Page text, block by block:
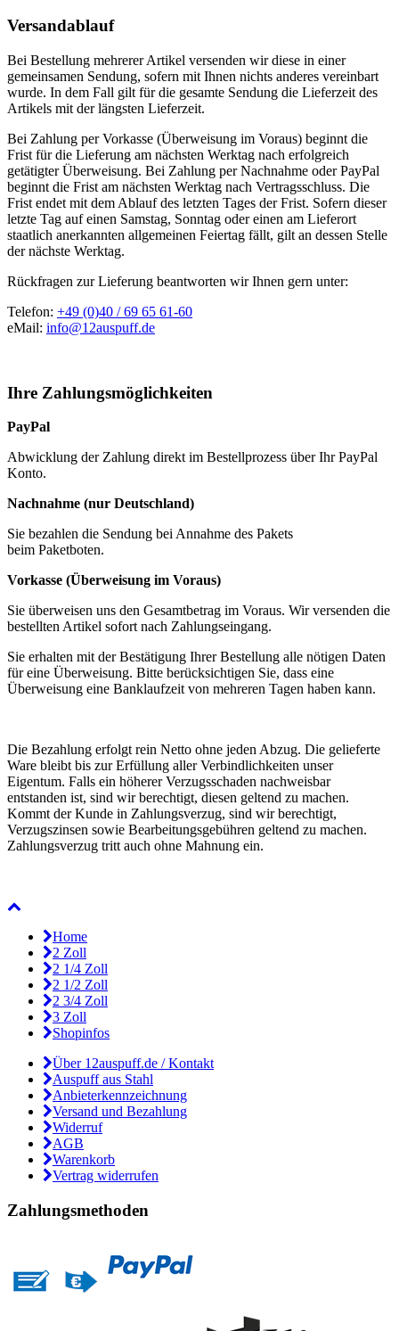
Versandablauf
Bei Bestellung mehrerer Artikel versenden wir diese in einer
gemeinsamen Sendung, sofern mit Ihnen nichts anderes vereinbart
wurde. In dem Fall gilt für die gesamte Sendung die Lieferzeit des
Artikels mit der längsten Lieferzeit.
Bei Zahlung per Vorkasse (Überweisung im Voraus) beginnt die
Frist für die Lieferung am nächsten Werktag nach erfolgreich
getätigter Überweisung. Bei Zahlung per Nachnahme oder PayPal
beginnt die Frist am nächsten Werktag nach Vertragsschluss. Die
Frist endet mit dem Ablauf des letzten Tages der Frist. Sofern dieser
letzte Tag auf einen Samstag, Sonntag oder einen am Lieferort
staatlich anerkannten allgemeinen Feiertag fällt, gilt an dessen Stelle
der nächste Werktag.
Rückfragen zur Lieferung beantworten wir Ihnen gern unter:
Telefon: +49 (0)40 / 69 65 61-60
eMail: info@12auspuff.de
Ihre Zahlungsmöglichkeiten
PayPal
Abwicklung der Zahlung direkt im Bestellprozess über Ihr PayPal
Konto.
Nachnahme (nur Deutschland)
Sie bezahlen die Sendung bei Annahme des Pakets
beim Paketboten.
Vorkasse (Überweisung im Voraus)
Sie überweisen uns den Gesamtbetrag im Voraus. Wir versenden die
bestellten Artikel sofort nach Zahlungseingang.
Sie erhalten mit der Bestätigung Ihrer Bestellung alle nötigen Daten
für eine Überweisung. Bitte berücksichtigen Sie, dass eine
Überweisung eine Banklaufzeit von mehreren Tagen haben kann.
Die Bezahlung erfolgt rein Netto ohne jeden Abzug. Die gelieferte
Ware bleibt bis zur Erfüllung aller Verbindlichkeiten unser
Eigentum. Falls ein höherer Verzugsschaden nachweisbar
entstanden ist, sind wir berechtigt, diesen geltend zu machen.
Kommt der Kunde in Zahlungsverzug, sind wir berechtigt,
Verzugszinsen sowie Bearbeitungsgebühren geltend zu machen.
Zahlungsverzug tritt auch ohne Mahnung ein.
Home
2 Zoll
2 1/4 Zoll
2 1/2 Zoll
2 3/4 Zoll
3 Zoll
Shopinfos
Über 12auspuff.de / Kontakt
Auspuff aus Stahl
Anbieterkennzeichnung
Versand und Bezahlung
Widerruf
AGB
Warenkorb
Vertrag widerrufen
Zahlungsmethoden